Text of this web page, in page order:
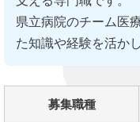
県立病院のチーム医
た知識や経験を活か
募集職種